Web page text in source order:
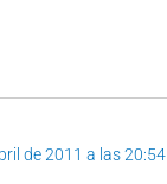
de 2011 a las 20:54